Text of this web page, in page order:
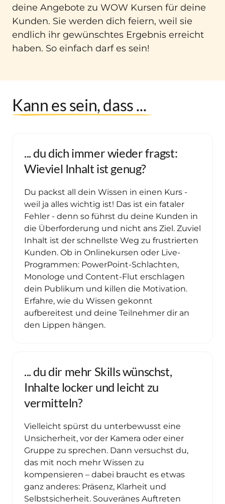
deine Angebote zu WOW Kursen für deine
Kunden. Sie werden dich feiern, weil sie
endlich ihr gewünschtes Ergebnis erreicht
haben. So einfach darf es sein!
Kann es sein, dass ...
... du dich immer wieder fragst:
Wieviel Inhalt ist genug?
Du packst all dein Wissen in einen Kurs -
weil ja alles wichtig ist! Das ist ein fataler
Fehler - denn so führst du deine Kunden in
die Überforderung und nicht ans Ziel. Zuviel
Inhalt ist der schnellste Weg zu frustrierten
Kunden. Ob in Onlinekursen oder Live-
Programmen: PowerPoint-Schlachten,
Monologe und Content-Flut erschlagen
dein Publikum und killen die Motivation.
Erfahre, wie du Wissen gekonnt
aufbereitest und deine Teilnehmer dir an
... du dir mehr Skills wünschst,
Inhalte locker und leicht zu
vermitteln?
Vielleicht spürst du unterbewusst eine
Unsicherheit, vor der Kamera oder einer
Gruppe zu sprechen. Dann versuchst du,
das mit noch mehr Wissen zu
kompensieren – dabei braucht es etwas
ganz anderes: Präsenz, Klarheit und
Selbstsicherheit. Souveränes Auftreten